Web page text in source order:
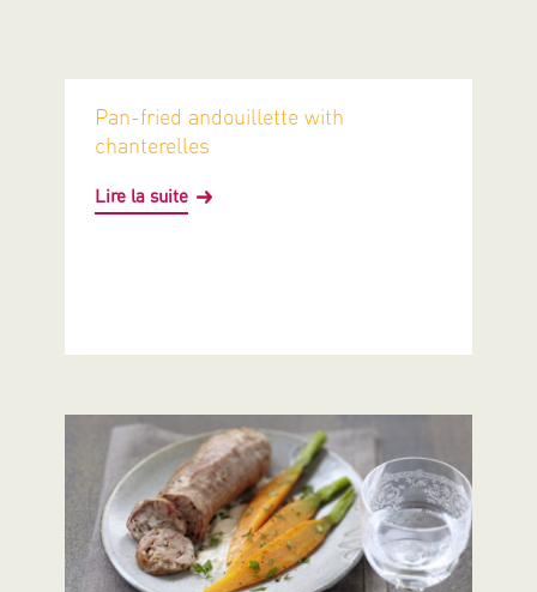
Pan-fried andouillette with
chanterelles
Lire la suite